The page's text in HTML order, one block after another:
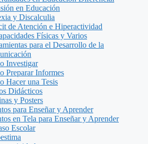
en Educación
y Discalculia
de Atención e Hiperactividad
Físicas y Varios
para el Desarrollo de la
Investigar
Preparar Informes
Hacer una Tesis
Didácticos
y Posters
para Enseñar y Aprender
en Tela para Enseñar y Aprender
Escolar